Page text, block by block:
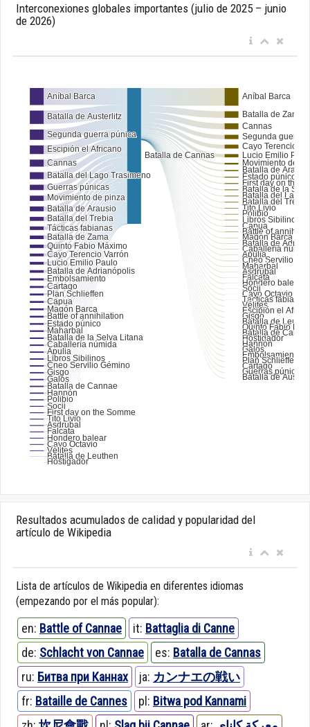
Interconexiones globales importantes (julio de 2025 – junio
de 2026)
Resultados acumulados de calidad y popularidad del
artículo de Wikipedia
Lista de artículos de Wikipedia en diferentes idiomas
(empezando por el más popular):
en: Battle of Cannae it: Battaglia di Canne
de: Schlacht von Cannae es: Batalla de Cannas
ru: Битва при Каннах ja: カンナエの戦い
fr: Bataille de Cannes pl: Bitwa pod Kannami